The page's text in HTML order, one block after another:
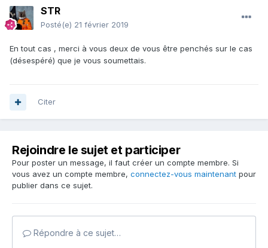
STR
Posté(e) 21 février 2019
En tout cas , merci à vous deux de vous être penchés sur le cas
(désespéré) que je vous soumettais.
Citer
Rejoindre le sujet et participer
Pour poster un message, il faut créer un compte membre. Si
vous avez un compte membre, connectez-vous maintenant pour
publier dans ce sujet.
Répondre à ce sujet…